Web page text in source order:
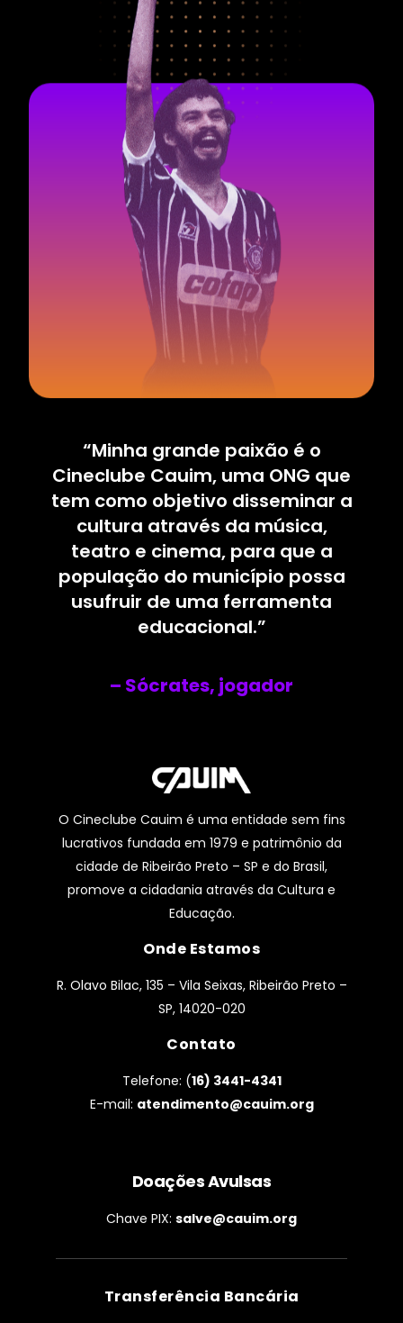
“Minha grande paixão é o
Cineclube Cauim, uma ONG que
tem como objetivo disseminar a
cultura através da música,
teatro e cinema, para que a
população do município possa
usufruir de uma ferramenta
educacional.”
– Sócrates, jogador
O Cineclube Cauim é uma entidade sem fins
lucrativos fundada em 1979 e patrimônio da
cidade de Ribeirão Preto – SP e do Brasil,
promove a cidadania através da Cultura e
Educação.
Onde Estamos
R. Olavo Bilac, 135 – Vila Seixas, Ribeirão Preto –
SP, 14020-020
Contato
Telefone: (16) 3441-4341
E-mail: atendimento@cauim.org
Doações Avulsas
Chave PIX: salve@cauim.org
Transferência Bancária